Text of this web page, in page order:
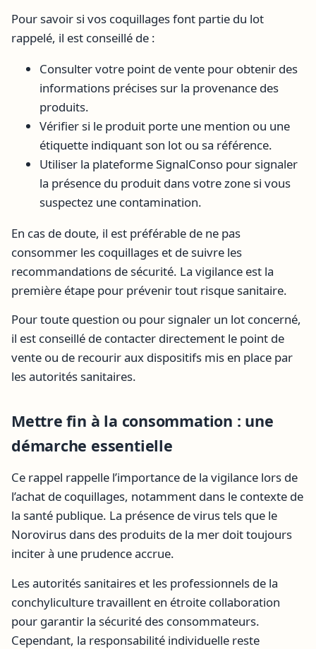
Pour savoir si vos coquillages font partie du lot
rappelé, il est conseillé de :
Consulter votre point de vente pour obtenir des
informations précises sur la provenance des
produits.
Vérifier si le produit porte une mention ou une
étiquette indiquant son lot ou sa référence.
Utiliser la plateforme SignalConso pour signaler
la présence du produit dans votre zone si vous
suspectez une contamination.
En cas de doute, il est préférable de ne pas
consommer les coquillages et de suivre les
recommandations de sécurité. La vigilance est la
première étape pour prévenir tout risque sanitaire.
Pour toute question ou pour signaler un lot concerné,
il est conseillé de contacter directement le point de
vente ou de recourir aux dispositifs mis en place par
les autorités sanitaires.
Mettre fin à la consommation : une
démarche essentielle
Ce rappel rappelle l’importance de la vigilance lors de
l’achat de coquillages, notamment dans le contexte de
la santé publique. La présence de virus tels que le
Norovirus dans des produits de la mer doit toujours
inciter à une prudence accrue.
Les autorités sanitaires et les professionnels de la
conchyliculture travaillent en étroite collaboration
pour garantir la sécurité des consommateurs.
Cependant, la responsabilité individuelle reste